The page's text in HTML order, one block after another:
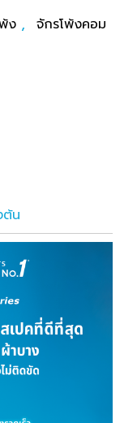
ง , จักรโพ้งคอม
ต้น